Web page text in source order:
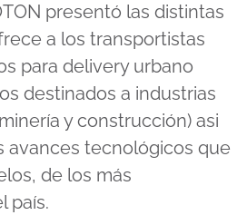
presentó las distintas
a los transportistas
para delivery urbano
destinados a industrias
y construcción) asi
avances tecnológicos que
de los más
país.